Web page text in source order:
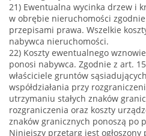
21) Ewentualna wycinka drzew i
w obrębie nieruchomości
przepisami prawa. Wszelkie
nabywca nieruchomości.
22) Koszty ewentualnego
ponosi nabywca. Zgodnie z art.
właściciele gruntów
współdziałania przy
utrzymaniu stałych znaków
rozgraniczenia oraz koszty
znaków granicznych ponoszą po
Niniejszy przetarg jest ogłoszony